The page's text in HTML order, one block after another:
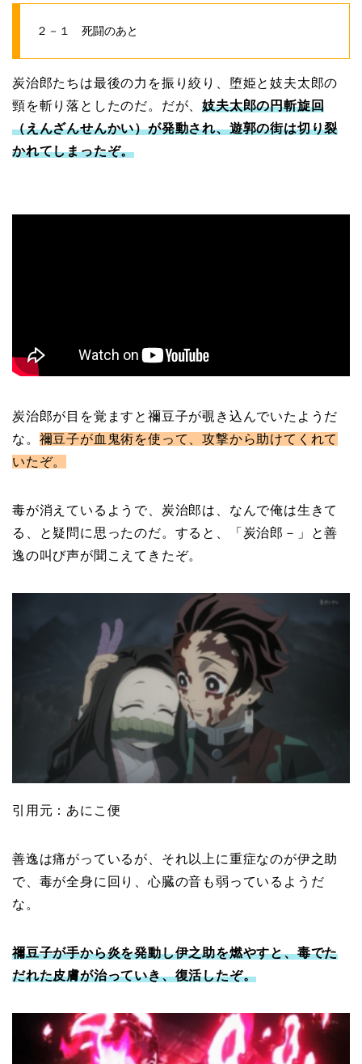
２－１ 死闘のあと
炭治郎たちは最後の力を振り絞り、堕姫と妓夫太郎の
頸を斬り落としたのだ。だが、妓夫太郎の円斬旋回
（えんざんせんかい）が発動され、遊郭の街は切り裂
かれてしまったぞ。
炭治郎が目を覚ますと禰豆子が覗き込んでいたようだ
な。 禰豆子が血鬼術を使って、攻撃から助けてくれて
いたぞ。
毒が消えているようで、炭治郎は、なんで俺は生きて
る、と疑問に思ったのだ。すると、「炭治郎－」と善
逸の叫び声が聞こえてきたぞ。
引用元：あにこ便
善逸は痛がっているが、それ以上に重症なのが伊之助
で、毒が全身に回り、心臓の音も弱っているようだ
な。
禰豆子が手から炎を発動し伊之助を燃やすと、毒でた
だれた皮膚が治っていき、復活したぞ。